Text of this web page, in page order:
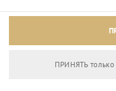
ПРИНЯТЬ